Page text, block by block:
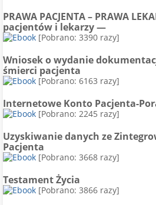
PRAWA PACJENTA – PRAWA
pacjentów i lekarzy —
[Pobrano: 3390 razy]
Wniosek o wydanie
śmierci pacjenta
[Pobrano: 6163 razy]
Internetowe Konto Pacjenta-
[Pobrano: 2245 razy]
Uzyskiwanie danych ze
Pacjenta
[Pobrano: 3668 razy]
Testament Życia
[Pobrano: 3866 razy]